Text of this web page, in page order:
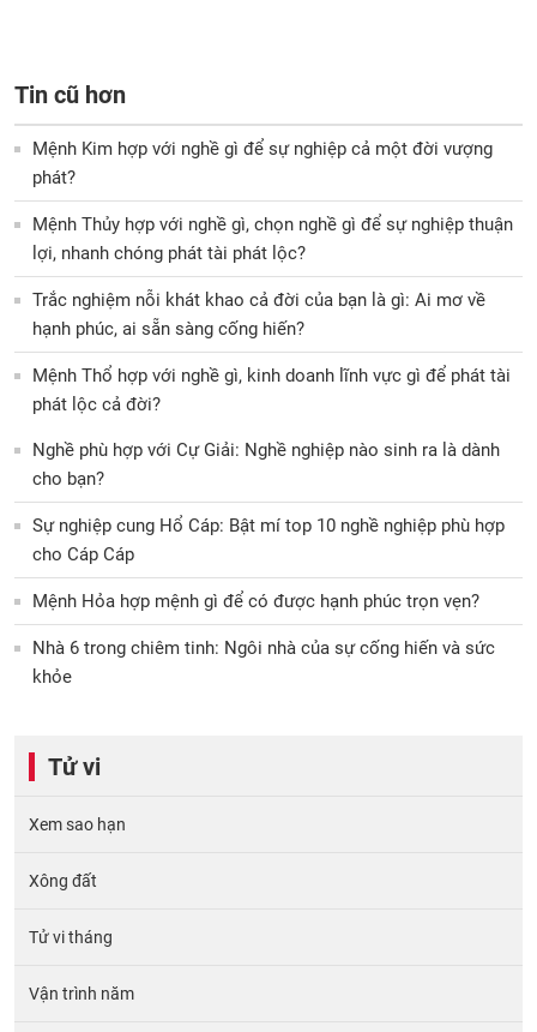
Tin cũ hơn
Mệnh Kim hợp với nghề gì để sự nghiệp cả một đời vượng
phát?
Mệnh Thủy hợp với nghề gì, chọn nghề gì để sự nghiệp thuận
lợi, nhanh chóng phát tài phát lộc?
Trắc nghiệm nỗi khát khao cả đời của bạn là gì: Ai mơ về
hạnh phúc, ai sẵn sàng cống hiến?
Mệnh Thổ hợp với nghề gì, kinh doanh lĩnh vực gì để phát tài
phát lộc cả đời?
Nghề phù hợp với Cự Giải: Nghề nghiệp nào sinh ra là dành
cho bạn?
Sự nghiệp cung Hổ Cáp: Bật mí top 10 nghề nghiệp phù hợp
cho Cáp Cáp
Mệnh Hỏa hợp mệnh gì để có được hạnh phúc trọn vẹn?
Nhà 6 trong chiêm tinh: Ngôi nhà của sự cống hiến và sức
khỏe
Tử vi
Xem sao hạn
Xông đất
Tử vi tháng
Vận trình năm